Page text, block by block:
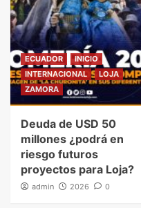
ECUADOR
INICIO
INTERNACIONAL
LOJA
ZAMORA
Deuda de USD 50
millones ¿podrá en
riesgo futuros
proyectos para Loja?
admin 2026 0